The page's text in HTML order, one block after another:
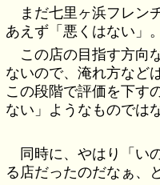
まだ七里ヶ浜フレン
あえず「悪くはない」。
この店の目指す方向
ないので、淹れ方など
この段階で評価を下す
ない」ようなものでは
同時に、やはり「い
る店だったのだなぁ、